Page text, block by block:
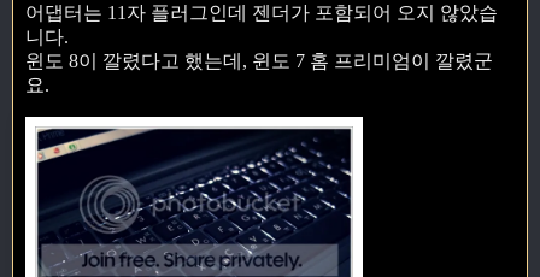
어댑터는 11자 플러그인데 젠더가 포함되어 오지 않았습
니다.
윈도 8이 깔렸다고 했는데, 윈도 7 홈 프리미엄이 깔렸군
요.